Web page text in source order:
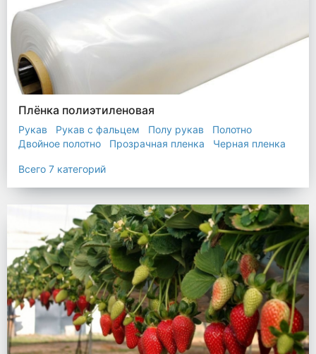
Плёнка полиэтиленовая
Рукав Рукав с фальцем Полу рукав
Полотно
Двойное полотно
Прозрачная пленка Черная пленка
Всего 7 категорий